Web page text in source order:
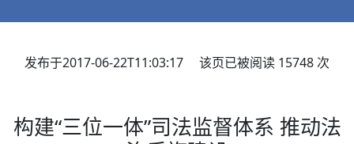
发布于2017-06-22T11:03:17 该页已被阅读 15748 次
构建“三位一体”司法监督体系 推动法